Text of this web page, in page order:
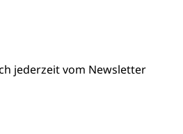
jederzeit vom Newsletter